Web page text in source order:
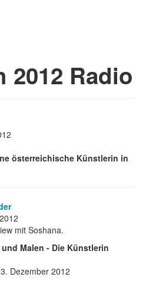
2012 Radio
österreichische Künstlerin in
mit Soshana.
Malen - Die Künstlerin
Dezember 2012